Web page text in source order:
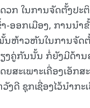
ວກ ໃນການຈັດຕັ້ງປ
ອອກເມືອງ, ການນຳຂັ້
າວຫັນໃນການຈັດຕັ້
ຽງຄູ່ກັນນັ້ນ ກໍ່ຍັງມີດ້
ສະເພາະເຄື່ອງເອັກ
ຊຸກເຊື່ອງໄວ້ນຳກະ